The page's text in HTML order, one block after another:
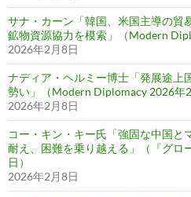
サナ・カーン「韓国、米国主導の貿
鉱物資源協力を模索」（Modern
2026年2月8日
ナディア・ヘルミー博士「発展途上
勢い」（Modern Diplomacy 2026年2
2026年2月8日
コー・キン・キー氏「強固な中国と
耐え、困難を乗り越える」（『グロ
日）
2026年2月8日